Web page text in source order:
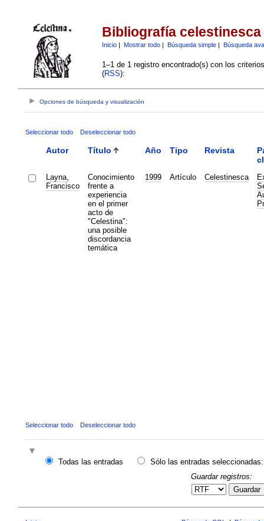
Bibliografía celestinesca
Inicio| Mostrar todo| Búsqueda simple| Búsqueda
1–1 de 1 registro encontrado(s) con los
(RSS):
Opciones de búsqueda y visualización
Seleccionar todo Deseleccionar todo
Autor Título Año Tipo Revista
Layna,
Francisco
Conocimiento
frente a
experiencia
en el primer
acto de
"Celestina":
una posible
discordancia
temática
1999 Artículo Celestinesca
Seleccionar todo Deseleccionar todo
Todas las entradas
Sólo las entradas seleccionadas:
Guardar registros:
Guardar